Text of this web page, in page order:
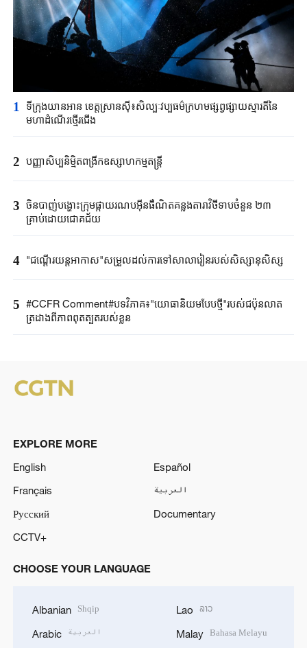
1
ទីក្រុង​យានអាន ​ខេត្តស្រានស៊ី៖​សិល្បៈវប្បធម៌ក្រហម​ផ្សព្វផ្សាយស្មារតីនៃ​
មហាដំណើរ​ថ្មើរជើង​
2 បញ្ញាសិប្បនិម្មិត​ពង្រីក​​ឧស្សាហកម្ម​តន្ត្រី​
3 ចិនបាញ់បង្ហោះ​ក្រុម​ផ្កាយរណប​​អ៊ីនធឺណិត​គន្លងតារាវិថីទាប​ចំនួន ២៣
គ្រាប់ដោយ​ជោគជ័យ​
4 "ជណ្តើរយន្ត​អាកាស"​សម្រួលដល់ការទៅ​សាលារៀន​របស់​សិស្សានុសិស្ស​​
5 #CCFR Comment#បទវិភាគ៖"យោធានិយមបែបថ្មី"របស់ជប៉ុនលាត
ត្រដាងពីភាពពុតត្បុតរបស់ខ្លួន
EXPLORE MORE
English
Español
Français
العربية
Русский
Documentary
CCTV+
CHOOSE YOUR LANGUAGE
Albanian Shqip
Arabic العربية
Lao ລາວ
Malay Bahasa Melayu